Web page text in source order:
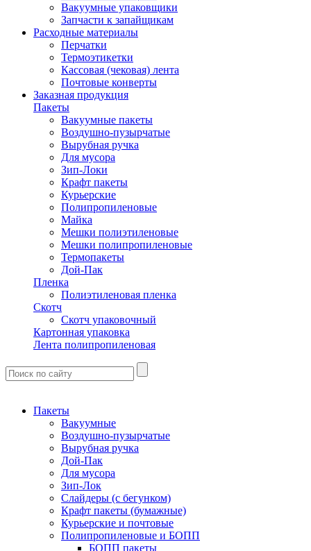
Вакуумные упаковщики
Запчасти к запайщикам
Расходные материалы
Перчатки
Термоэтикетки
Кассовая (чековая) лента
Почтовые конверты
Заказная продукция
Пакеты
Вакуумные пакеты
Воздушно-пузырчатые
Вырубная ручка
Для мусора
Зип-Локи
Крафт пакеты
Курьерские
Полипропиленовые
Майка
Мешки полиэтиленовые
Мешки полипропиленовые
Термопакеты
Дой-Пак
Пленка
Полиэтиленовая пленка
Скотч
Скотч упаковочный
Картонная упаковка
Лента полипропиленовая
Пакеты
Вакуумные
Воздушно-пузырчатые
Вырубная ручка
Дой-Пак
Для мусора
Зип-Лок
Слайдеры (с бегунком)
Крафт пакеты (бумажные)
Курьерские и почтовые
Полипропиленовые и БОПП
БОПП пакеты